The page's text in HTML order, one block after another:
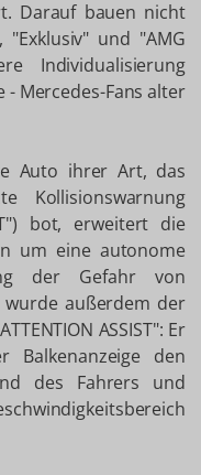
Darauf bauen nicht
und "AMG
Individualisierung
- Mercedes-Fans alter
Auto ihrer Art, das
Kollisionswarnung
bot, erweitert die
um eine autonome
der Gefahr von
wurde außerdem der
ASSIST": Er
Balkenanzeige den
des Fahrers und